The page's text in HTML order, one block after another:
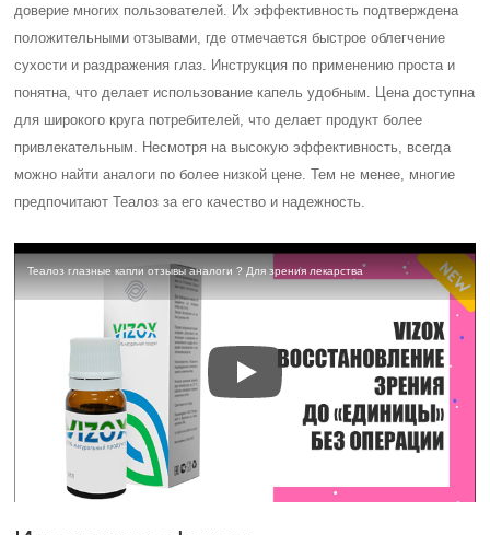
Интересные факты
Теалоз – это глазные капли, которые используются для
лечения сухости глаз. Они содержат гиалуроновую
кислоту, которая является естественным компонентом
слезной жидкости. Гиалуроновая кислота помогает
удерживать влагу в глазах и предотвращает их
высыхание.
Теалоз можно использовать как для профилактики, так и
для лечения сухости глаз. Для профилактики капли